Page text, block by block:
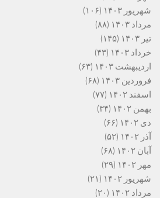
شهریور ۱۴۰۳
(۱۰۶)
مرداد ۱۴۰۳
(۸۸)
تیر ۱۴۰۳
(۱۴۵)
خرداد ۱۴۰۳
(۴۳)
اردیبهشت ۱۴۰۳
(۶۳)
فروردین ۱۴۰۳
(۶۸)
اسفند ۱۴۰۲
(۷۷)
بهمن ۱۴۰۲
(۳۴)
دی ۱۴۰۲
(۶۶)
آذر ۱۴۰۲
(۵۲)
آبان ۱۴۰۲
(۶۸)
مهر ۱۴۰۲
(۲۹)
شهریور ۱۴۰۲
(۲۱)
مرداد ۱۴۰۲
(۲۰)